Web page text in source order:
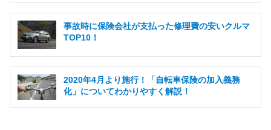
事故時に保険会社が支払った修理費の安いクルマ
TOP10！
2020年4月より施行！「自転車保険の加入義務
化」についてわかりやすく解説！